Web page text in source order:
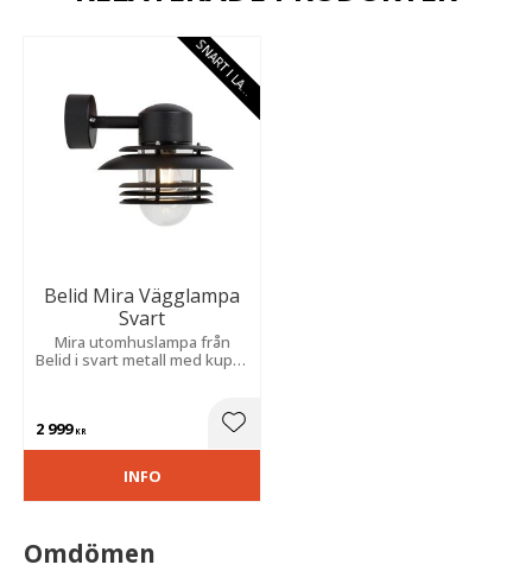
Omdömen
Belid Mira Vägglampa
Svart
Mira utomhuslampa från
Belid i svart metall med kupa i
2 999KR
S
N
A
R
T
I
L
A
G
E
R
Lägg till i favoriter
INFO